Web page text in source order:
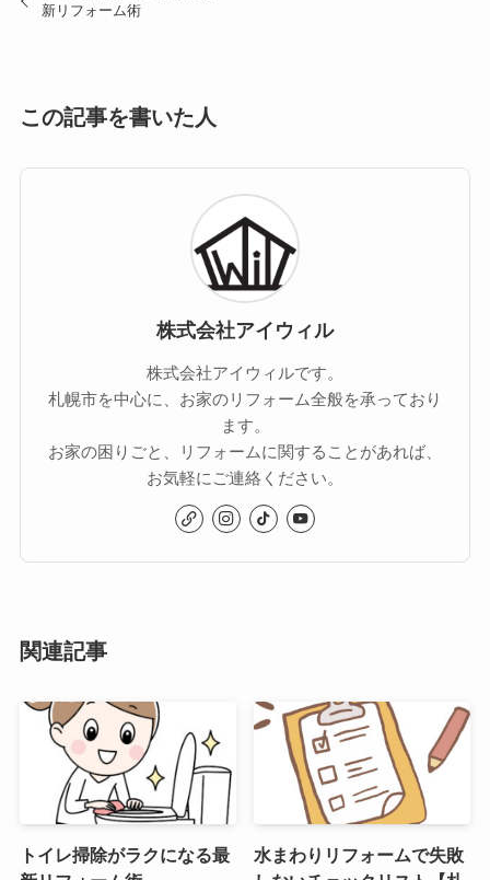
新リフォーム術
この記事を書いた人
株式会社アイウィル
株式会社アイウィルです。
札幌市を中心に、お家のリフォーム全般を承っており
ます。
お家の困りごと、リフォームに関することがあれば、
お気軽にご連絡ください。
関連記事
トイレ掃除がラクになる最
水まわりリフォームで失敗